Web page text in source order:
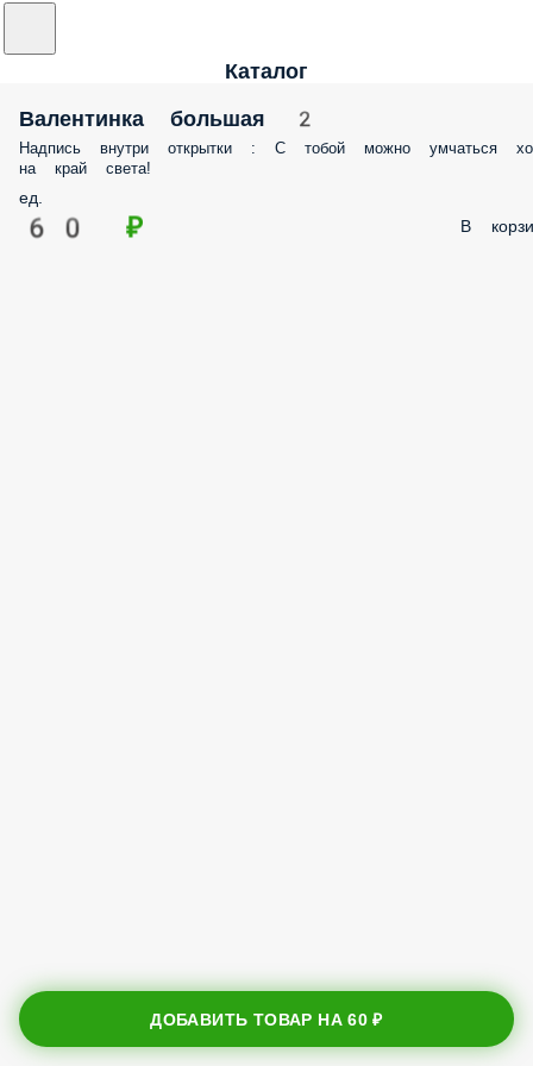
Каталог
Валентинка большая 2
Надпись внутри открытки : С тобой можно умчаться
на край света!
ед.
60 ₽ В
ДОБАВИТЬ ТОВАР НА60 ₽